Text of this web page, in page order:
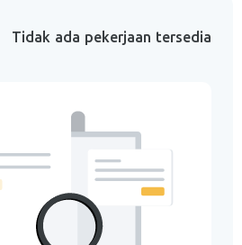
Tidak ada pekerjaan tersedia